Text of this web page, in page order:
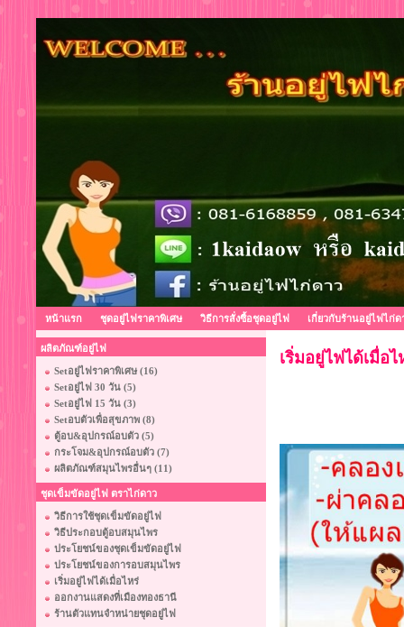
หน้าแรก ชุดอยู่ไฟราคาพิเศษ วิธีการสั่งซื้อชุดอยู่ไฟ เกี่ยวกับร้านอยู่ไฟไก่ด
ผลิตภัณฑ์อยู่ไฟ
Setอยู่ไฟราคาพิเศษ (16)
Setอยู่ไฟ 30 วัน (5)
Setอยู่ไฟ 15 วัน (3)
Setอบตัวเพื่อสุขภาพ (8)
ตู้อบ&อุปกรณ์อบตัว (5)
กระโจม&อุปกรณ์อบตัว (7)
ผลิตภัณฑ์สมุนไพรอื่นๆ (11)
ชุดเข็มขัดอยู่ไฟ ตราไก่ดาว
วิธีการใช้ชุดเข็มขัดอยู่ไฟ
วิธีประกอบตู้อบสมุนไพร
ประโยชน์ของชุดเข็มขัดอยู่ไฟ
ประโยชน์ของการอบสมุนไพร
เริ่มอยู่ไฟได้เมื่อไหร่
ออกงานแสดงที่เมืองทองธานี
ร้านตัวแทนจำหน่ายชุดอยู่ไฟ
เริ่มอยู่ไฟได้เมื่อไ